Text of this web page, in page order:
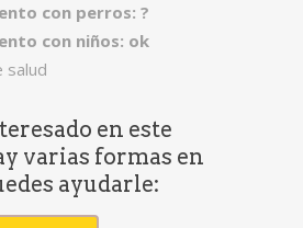
con perros: ?
con niños: ok
salud
en este
varias formas en
ayudarle: